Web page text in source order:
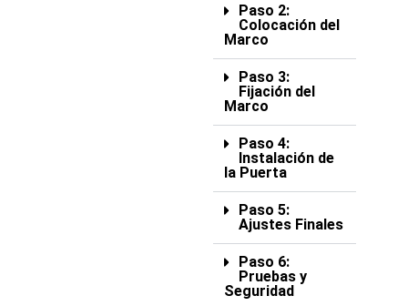
Paso 2:
Colocación del
Marco
Paso 3:
Fijación del
Marco
Paso 4:
Instalación de
la Puerta
Paso 5:
Ajustes Finales
Paso 6:
Pruebas y
Seguridad